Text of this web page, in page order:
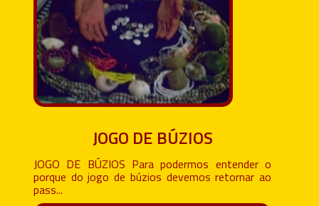
JOGO DE BÚZIOS
JOGO DE BÚZIOS Para podermos entender o
porque do jogo de búzios devemos retornar ao
pass...